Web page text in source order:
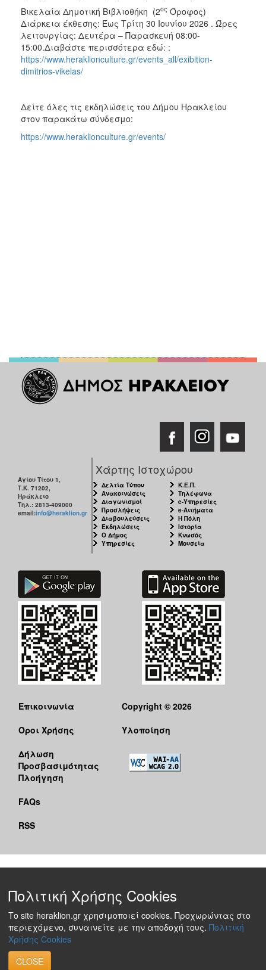
Βικελαία Δημοτική Βιβλιοθήκη (2ος Όροφος)
Διάρκεια έκθεσης: Έως Τρίτη 30 Ιουνίου 2026 . Ώρες
λειτουργίας: Δευτέρα – Παρασκευή 08:00-
15:00.Διαβάστε περισσότερα εδώ: :
https://www.heraklionculture.gr/events_all/exibition-
dimitrios-vikelas/
Δείτε όλες τις εκδηλώσεις του Δήμου Ηρακλείου
στον παρακάτω σύνδεσμο:
https://www.heraklionculture.gr/events/
Αγίου Τίτου 1,
Τ.Κ. 71202,
Ηράκλειο
Τηλ.: 2813-409000
email:info@heraklion.gr
Χάρτης Ιστοχώρου
Δελτία Τύπου
Ανακοινώσεις
Διαγωνισμοί
Προσλήψεις
Διαβουλεύσεις
Εκδηλώσεις
Ο Δήμος
Υπηρεσίες
Κ.Ε.Π.
Τηλέφωνα
e-Υπηρεσίες
e-Αιτήματα
Η Πόλη
Ιστορία
Κνωσός
Μουσεία
Επικοινωνία
Όροι Χρήσης
Δήλωση
Προσβασιμότητας
Πλοήγηση
FAQs
RSS
Copyright © 2026
Υλοποίηση
Πολιτική Χρήσης Cookies
Το site heraklion.gr χρησιμοποιεί cookies. Προχωρώντας στο
περιεχόμενο, συναινείτε με την αποδοχή τους. Πολιτική
Χρήσης Cookies
CLOSE